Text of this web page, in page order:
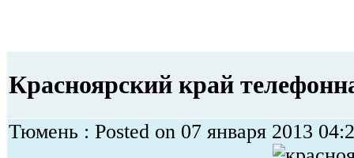
Красноярский край
Тюмень : Posted on 07 января 2013